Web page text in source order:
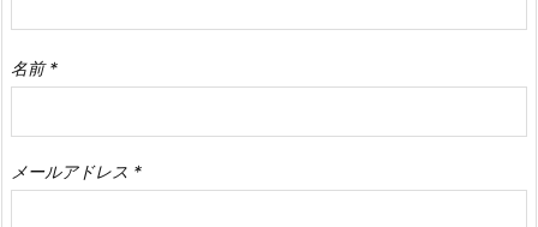
名前*
メールアドレス *